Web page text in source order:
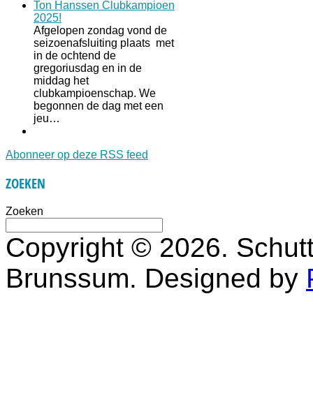
Ton Hanssen Clubkampioen
2025!
Afgelopen zondag vond de
seizoenafsluiting plaats met
in de ochtend de
gregoriusdag en in de
middag het
clubkampioenschap. We
begonnen de dag met een
jeu…
Abonneer op deze RSS feed
ZOEKEN
Zoeken
Copyright © 2026.
Brunssum. Designed by